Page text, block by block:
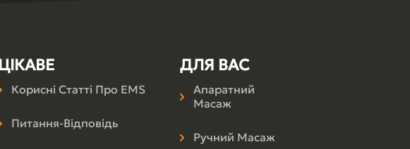
ЦІКАВЕ
Корисні Статті Про EMS
Питання-Відповідь
ДЛЯ ВАС
Апаратний
Масаж
Ручний Масаж